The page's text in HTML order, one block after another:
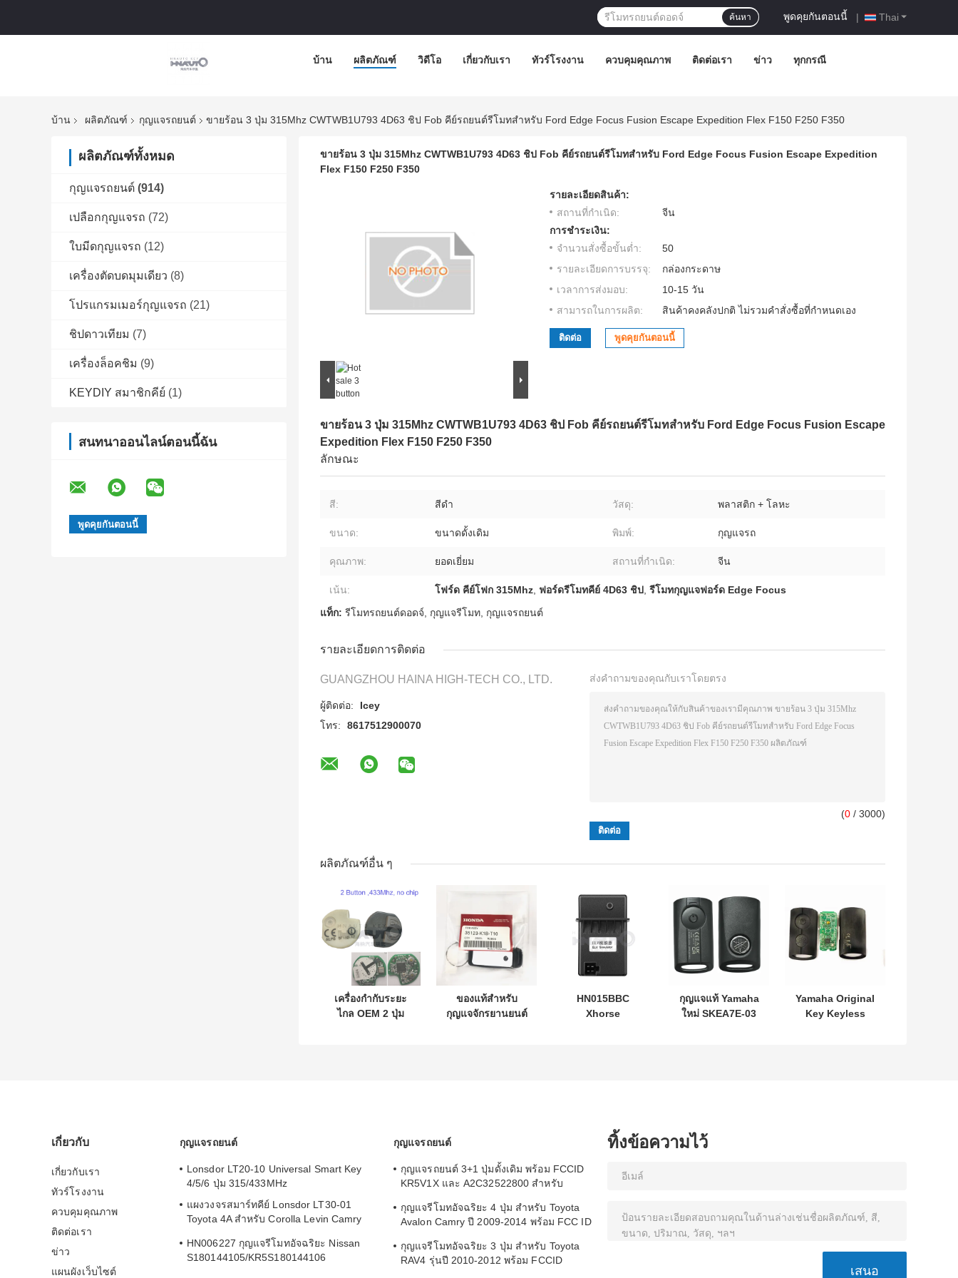
Thai
พูดคุยกันตอนนี้ |
ค้นหา
บ้าน ผลิตภัณฑ์ วิดีโอ เกี่ยวกับเรา ทัวร์โรงงาน ควบคุมคุณภาพ ติดต่อเรา ข่าว ทุกกรณี
บ้าน ผลิตภัณฑ์ กุญแจรถยนต์ ขายร้อน 3 ปุ่ม 315Mhz CWTWB1U793 4D63 ชิป Fob คีย์รถยนต์รีโมทสําหรับ Ford Edge Focus Fusion Escape Expedition Flex F150 F250 F350
ผลิตภัณฑ์ทั้งหมด
กุญแจรถยนต์ (914)
เปลือกกุญแจรถ (72)
ใบมีดกุญแจรถ (12)
เครื่องตัดบดมุมเดียว (8)
โปรแกรมเมอร์กุญแจรถ (21)
ชิปดาวเทียม (7)
เครื่องล็อคชิม (9)
KEYDIY สมาชิกคีย์ (1)
สนทนาออนไลน์ตอนนี้ฉัน
ขายร้อน 3 ปุ่ม 315Mhz CWTWB1U793 4D63 ชิป Fob คีย์รถยนต์รีโมทสําหรับ Ford Edge Focus Fusion Escape Expedition
Flex F150 F250 F350
รายละเอียดสินค้า:
สถานที่กำเนิด:
จีน
การชำระเงิน:
จำนวนสั่งซื้อขั้นต่ำ:
50
รายละเอียดการบรรจุ:
กล่องกระดาษ
เวลาการส่งมอบ:
10-15 วัน
สามารถในการผลิต:
สินค้าคงคลังปกติ ไม่รวมคำสั่งซื้อที่กำหนดเอง
ติดต่อ พูดคุยกันตอนนี้
ขายร้อน 3 ปุ่ม 315Mhz CWTWB1U793 4D63 ชิป Fob คีย์รถยนต์รีโมทสําหรับ Ford Edge Focus Fusion Escape
Expedition Flex F150 F250 F350
ลักษณะ
สี: สีดำ วัสดุ: พลาสติก + โลหะ
ขนาด: ขนาดดั้งเดิม พิมพ์: กุญแจรถ
คุณภาพ: ยอดเยี่ยม สถานที่กำเนิด: จีน
เน้น: โฟร์ด คีย์โฟก 315Mhz, ฟอร์ดรีโมทคีย์ 4D63 ชิป, รีโมทกุญแจฟอร์ด Edge Focus
แท็ก: รีโมทรถยนต์ดอดจ์, กุญแจรีโมท, กุญแจรถยนต์
รายละเอียดการติดต่อ
GUANGZHOU HAINA HIGH-TECH CO., LTD.
ผู้ติดต่อ:
Icey
โทร:
8617512900070
ส่งคำถามของคุณกับเราโดยตรง
(0 / 3000)
ผลิตภัณฑ์อื่น ๆ
เครื่องกํากับระยะ
ไกล OEM 2 ปุ่ม
ของแท้สําหรับ
กุญแจจักรยานยนต์
HN015BBC
Xhorse
กุญแจแท้ Yamaha
ใหม่ SKEA7E-03
Yamaha Original
Key Keyless
เกี่ยวกับ
เกี่ยวกับเรา
ทัวร์โรงงาน
ควบคุมคุณภาพ
ติดต่อเรา
ข่าว
แผนผังเว็บไซต์
กุญแจรถยนต์
Lonsdor LT20-10 Universal Smart Key
4/5/6 ปุ่ม 315/433MHz
แผงวงจรสมาร์ทคีย์ Lonsdor LT30-01
Toyota 4A สำหรับ Corolla Levin Camry
HN006227 กุญแจรีโมทอัจฉริยะ Nissan
S180144105/KR5S180144106
กุญแจรถยนต์
กุญแจรถยนต์ 3+1 ปุ่มดั้งเดิม พร้อม FCCID
KR5V1X และ A2C32522800 สำหรับ
กุญแจรีโมทอัจฉริยะ 4 ปุ่ม สำหรับ Toyota
Avalon Camry ปี 2009-2014 พร้อม FCC ID
กุญแจรีโมทอัจฉริยะ 3 ปุ่ม สำหรับ Toyota
RAV4 รุ่นปี 2010-2012 พร้อม FCCID
ทิ้งข้อความไว้